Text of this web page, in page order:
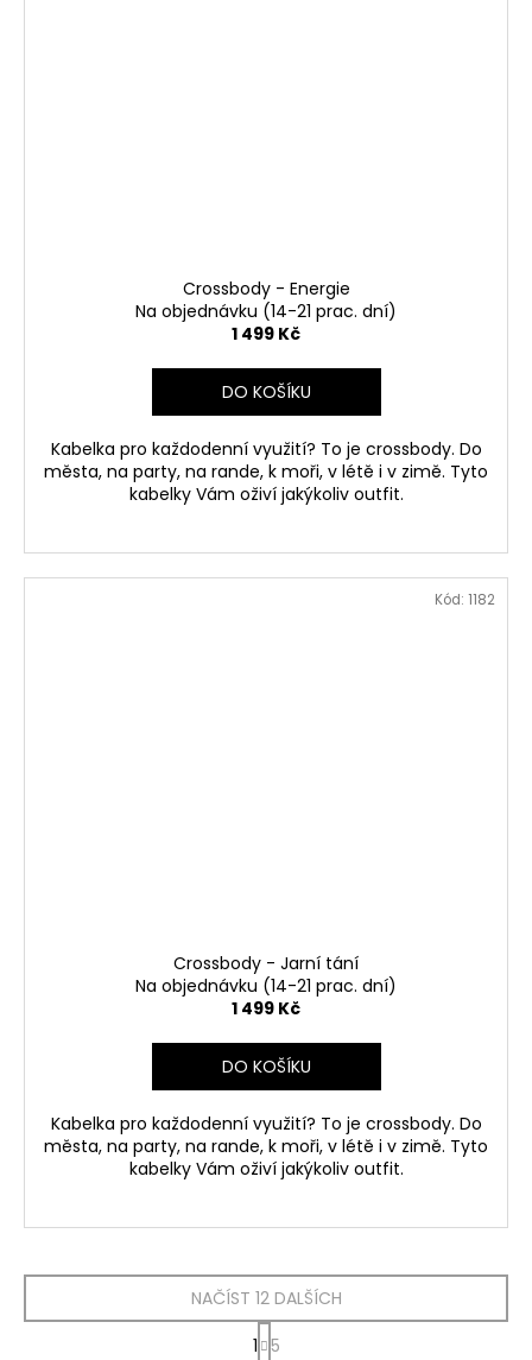
Crossbody - Energie
Na objednávku (14-21 prac. dní)
1 499 Kč
DO KOŠÍKU
Kabelka pro každodenní využití? To je crossbody. Do
města, na party, na rande, k moři, v létě i v zimě. Tyto
kabelky Vám oživí jakýkoliv outfit.
Crossbody - Jarní tání
Na objednávku (14-21 prac. dní)
1 499 Kč
DO KOŠÍKU
Kabelka pro každodenní využití? To je crossbody. Do
města, na party, na rande, k moři, v létě i v zimě. Tyto
kabelky Vám oživí jakýkoliv outfit.
Kód: 1182
NAČÍST 12 DALŠÍCH
S
1 5